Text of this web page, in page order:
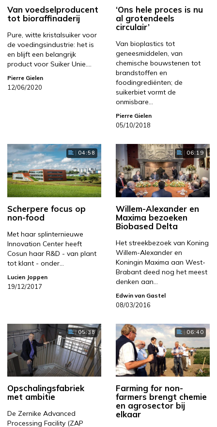
Van voedselproducent
tot bioraffinaderij
Pure, witte kristalsuiker voor
de voedingsindustrie: het is
en blijft een belangrijk
product voor Suiker Unie.…
Pierre Gielen
12/06/2020
‘Ons hele proces is nu
al grotendeels
circulair’
Van bioplastics tot
geneesmiddelen, van
chemische bouwstenen tot
brandstoffen en
foodingrediënten; de
suikerbiet vormt de
onmisbare…
Pierre Gielen
05/10/2018
04:58
Scherpere focus op
non-food
Met haar splinternieuwe
Innovation Center heeft
Cosun haar R&D - van plant
tot klant - onder…
Lucien Joppen
19/12/2017
06:19
Willem-Alexander en
Maxima bezoeken
Biobased Delta
Het streekbezoek van Koning
Willem-Alexander en
Koningin Maxima aan West-
Brabant deed nog het meest
denken aan…
Edwin van Gastel
08/03/2016
05:38
Opschalingsfabriek
met ambitie
De Zernike Advanced
Processing Facility (ZAP
06:40
Farming for non-
farmers brengt chemie
en agrosector bij
elkaar